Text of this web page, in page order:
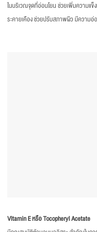
ในบริเวณจุดที่อ่อนโยน ช่วยเพิ่มความแ
ระคายเคือง ช่วยปรับสภาพผิว มีความอ่
Vitamin E หรือ Tocopheryl Acetate